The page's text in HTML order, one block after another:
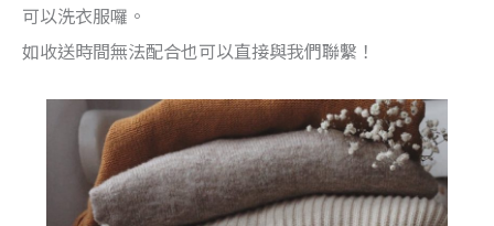
可以洗衣服囉。
如收送時間無法配合也可以直接與我們聯繫！